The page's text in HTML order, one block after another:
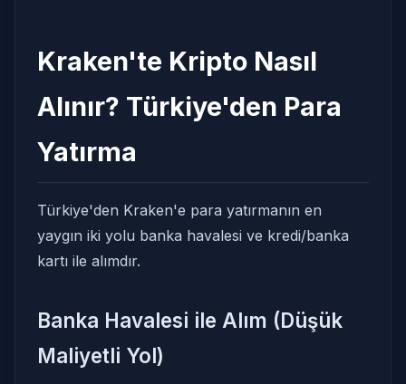
Kraken'te Kripto Nasıl
Alınır? Türkiye'den Para
Yatırma
Türkiye'den Kraken'e para yatırmanın en
yaygın iki yolu banka havalesi ve kredi/banka
kartı ile alımdır.
Banka Havalesi ile Alım (Düşük
Maliyetli Yol)